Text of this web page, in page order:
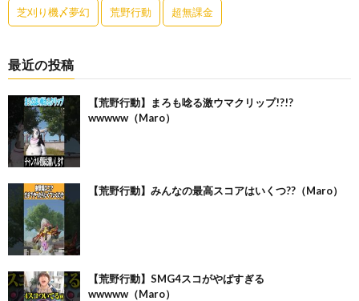
芝刈り機〆夢幻 荒野行動 超無課金
最近の投稿
【荒野行動】まろも唸る激ウマクリップ!?!?
wwwww（Maro）
【荒野行動】みんなの最高スコアはいくつ??（Maro）
【荒野行動】SMG4スコがやばすぎる
wwwww（Maro）